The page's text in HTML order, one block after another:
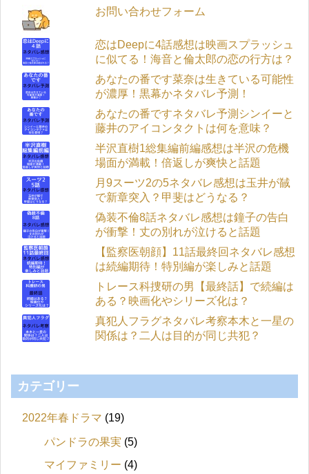
お問い合わせフォーム
恋はDeepに4話感想は映画スプラッシュ
に似てる！海音と倫太郎の恋の行方は？
あなたの番です菜奈は生きている可能性
が濃厚！黒幕かネタバレ予測！
あなたの番ですネタバレ予測シンイーと
藤井のアイコンタクトは何を意味？
半沢直樹1総集編前編感想は半沢の危機
場面が満載！倍返しが爽快と話題
月9スーツ2の5ネタバレ感想は玉井が馘
で新章突入？甲斐はどうなる？
偽装不倫8話ネタバレ感想は鐘子の告白
が衝撃！丈の別れが泣けると話題
【監察医朝顔】11話最終回ネタバレ感想
は続編期待！特別編が楽しみと話題
トレース科捜研の男【最終話】で続編は
ある？映画化やシリーズ化は？
真犯人フラグネタバレ考察本木と一星の
関係は？二人は目的が同じ共犯？
カテゴリー
2022年春ドラマ (19)
パンドラの果実 (5)
マイファミリー (4)